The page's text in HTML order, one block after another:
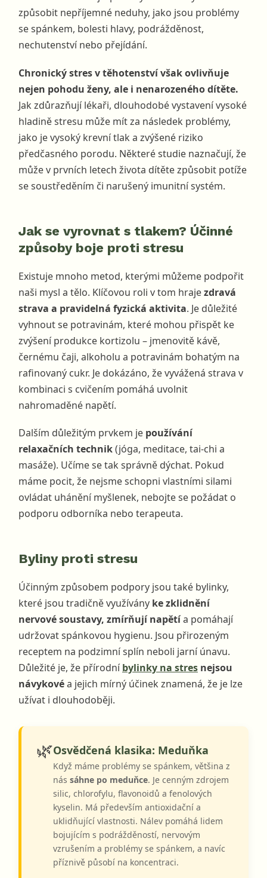
způsobit nepříjemné neduhy, jako jsou problémy
se spánkem, bolesti hlavy, podrážděnost,
nechutenství nebo přejídání.
Chronický stres v těhotenství však ovlivňuje
nejen pohodu ženy, ale i nenarozeného dítěte.
Jak zdůrazňují lékaři, dlouhodobé vystavení vysoké
hladině stresu může mít za následek problémy,
jako je vysoký krevní tlak a zvýšené riziko
předčasného porodu. Některé studie naznačují, že
může v prvních letech života dítěte způsobit potíže
se soustředěním či narušený imunitní systém.
Jak se vyrovnat s tlakem? Účinné
způsoby boje proti stresu
Existuje mnoho metod, kterými můžeme podpořit
naši mysl a tělo. Klíčovou roli v tom hrajezdravá
strava a pravidelná fyzická aktivita. Je důležité
vyhnout se potravinám, které mohou přispět ke
zvýšení produkce kortizolu – jmenovitě kávě,
černému čaji, alkoholu a potravinám bohatým na
rafinovaný cukr. Je dokázáno, že vyvážená strava v
kombinaci s cvičením pomáhá uvolnit
nahromaděné napětí.
Dalším důležitým prvkem je používání
relaxačních technik(jóga, meditace, tai-chi a
masáže). Učíme se tak správně dýchat. Pokud
máme pocit, že nejsme schopni vlastními silami
ovládat uhánění myšlenek, nebojte se požádat o
podporu odborníka nebo terapeuta.
Byliny proti stresu
Účinným způsobem podpory jsou také bylinky,
které jsou tradičně využívány ke zklidnění
nervové soustavy, zmírňují napětía pomáhají
udržovat spánkovou hygienu. Jsou přirozeným
receptem na podzimní splín neboli jarní únavu.
Důležité je, že přírodníbylinky na stres nejsou
návykovéa jejich mírný účinek znamená, že je lze
užívat i dlouhodoběji.
🌿Osvědčená klasika: Meduňka
Když máme problémy se spánkem, většina z
nás sáhne po meduňce. Je cenným zdrojem
silic, chlorofylu, flavonoidů a fenolových
kyselin. Má především antioxidační a
uklidňující vlastnosti. Nálev pomáhá lidem
bojujícím s podrážděností, nervovým
vzrušením a problémy se spánkem, a navíc
příznivě působí na koncentraci.